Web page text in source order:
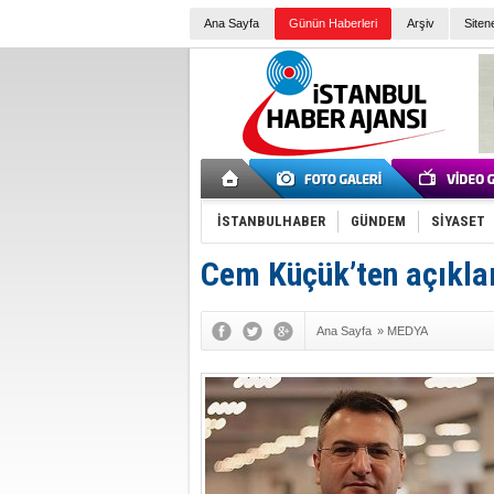
Ana Sayfa Günün Haberleri Arşiv
İSTANBULHABER GÜNDEM SİYASET
Cem Küçük’ten
Ana Sayfa » MEDYA